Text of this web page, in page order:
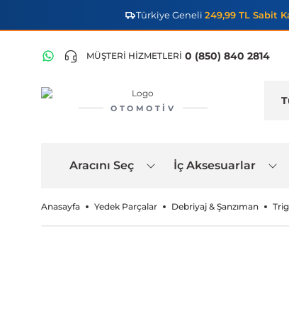
Türkiye Geneli 249,99 TL Sabit
MÜŞTERİ HİZMETLERİ 0 (850) 840 2814
OTOMOTIV
Aracını Seç İç Aksesuarlar
Anasayfa Yedek Parçalar Debriyaj & Şanzıman